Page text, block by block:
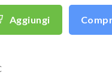
Aggiungi